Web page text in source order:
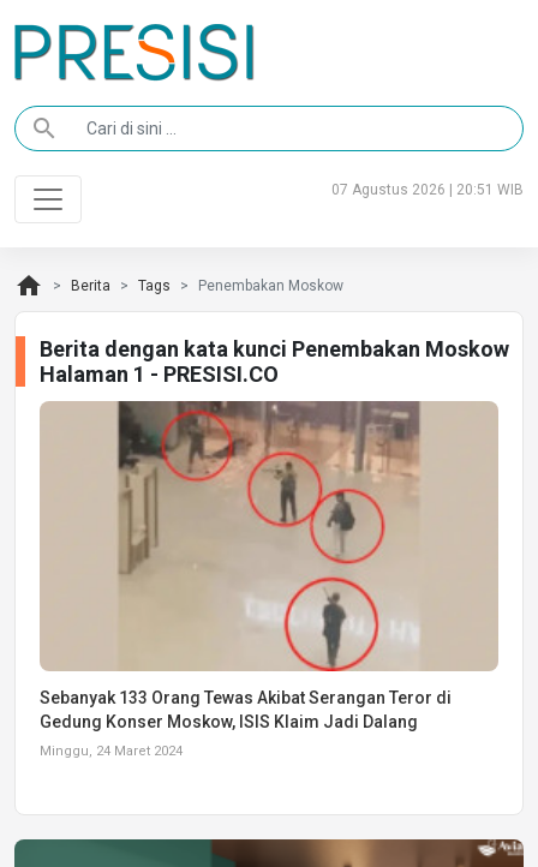
search
07 Agustus 2026 | 20:51 WIB
home Berita Tags Penembakan Moskow
Berita dengan kata kunci Penembakan Moskow
Halaman 1 - PRESISI.CO
Sebanyak 133 Orang Tewas Akibat Serangan Teror di
Gedung Konser Moskow, ISIS Klaim Jadi Dalang
Minggu, 24 Maret 2024